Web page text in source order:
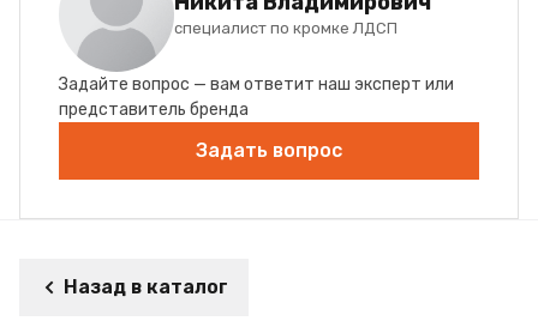
специалист по кромке ЛДСП
Задайте вопрос — вам ответит наш эксперт или
представитель бренда
Задать вопрос
Назад в каталог